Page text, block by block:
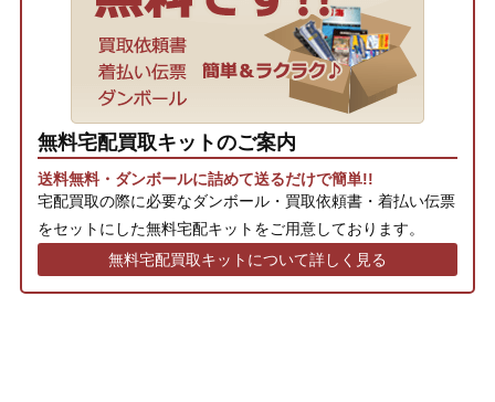
無料宅配買取キットのご案内
送料無料・ダンボールに詰めて送るだけで簡単!!
宅配買取の際に必要なダンボール・買取依頼書・着払い伝票
をセットにした無料宅配キットをご用意しております。
無料宅配買取キットについて詳しく見る